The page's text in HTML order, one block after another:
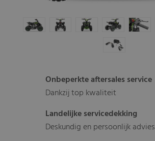
Onbeperkte aftersales service
Dankzij top kwaliteit
Landelijke servicedekking
Deskundig en persoonlijk advies